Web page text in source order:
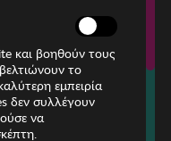
καλέστε
24ώρες Φωνητική Πύλη)
και βοηθούν τους
το
εμπειρία
δεν συλλέγουν
να